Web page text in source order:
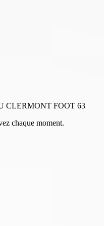
CLERMONT FOOT 63
chaque moment.